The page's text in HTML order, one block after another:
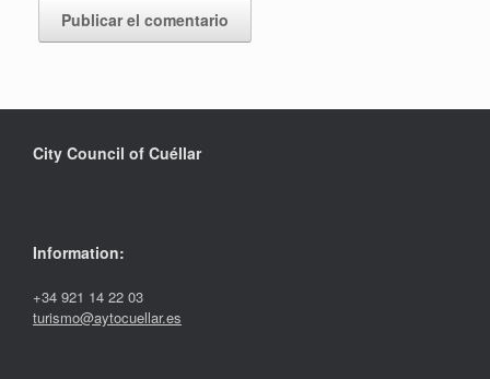
City Council of Cuéllar
Information:
+34 921 14 22 03
turismo@aytocuellar.es